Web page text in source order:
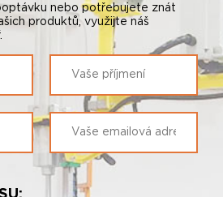
nebo potřebujete znát
produktů, využijte náš